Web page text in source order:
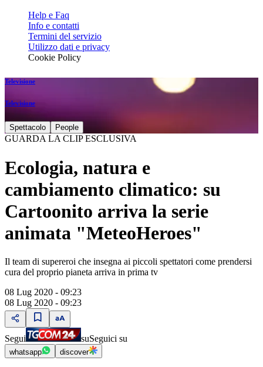
Help e Faq
Info e contatti
Termini del servizio
Utilizzo dati e privacy
Cookie Policy
Televisione
Televisione
Spettacolo People
GUARDA LA CLIP ESCLUSIVA
Ecologia, natura e
cambiamento climatico: su
Cartoonito arriva la serie
animata "MeteoHeroes"
Il team di supereroi che insegna ai piccoli spettatori come prendersi
cura del proprio pianeta arriva in prima tv
08 Lug 2020 - 09:23
08 Lug 2020 - 09:23
Segui suSeguici su
whatsapp discover